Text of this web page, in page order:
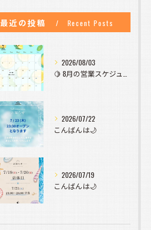
最近の投稿 Recent Posts
2026/08/03
2026/07/22
こんばんは🌙
2026/07/19
こんばんは🌙